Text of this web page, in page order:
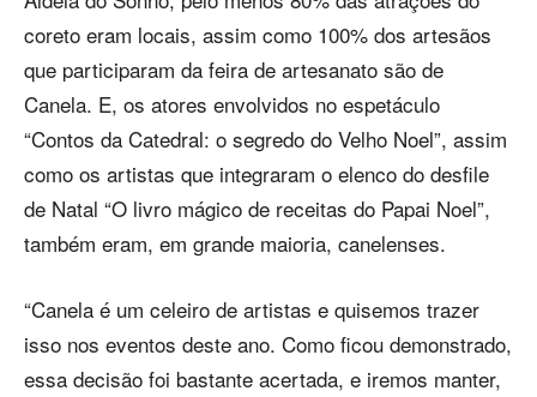
coreto eram locais, assim como 100% dos artesãos
que participaram da feira de artesanato são de
Canela. E, os atores envolvidos no espetáculo
“Contos da Catedral: o segredo do Velho Noel”, assim
como os artistas que integraram o elenco do desfile
de Natal “O livro mágico de receitas do Papai Noel”,
também eram, em grande maioria, canelenses.
“Canela é um celeiro de artistas e quisemos trazer
isso nos eventos deste ano. Como ficou demonstrado,
essa decisão foi bastante acertada, e iremos manter,